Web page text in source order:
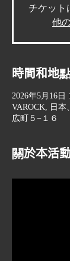
チケット
他
時間和地
2026年5月16日
VAROCK, 日本
広町５−１６
關於本活